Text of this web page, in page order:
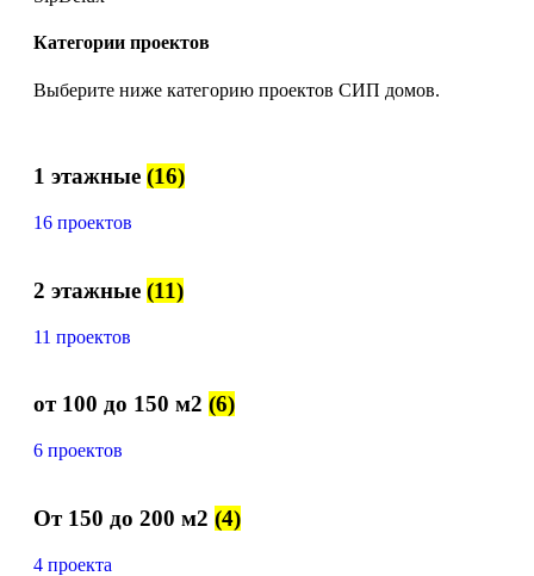
Категории проектов
Выберите ниже категорию проектов СИП домов.
1 этажные (16)
16 проектов
2 этажные (11)
11 проектов
от 100 до 150 м2 (6)
6 проектов
От 150 до 200 м2 (4)
4 проекта